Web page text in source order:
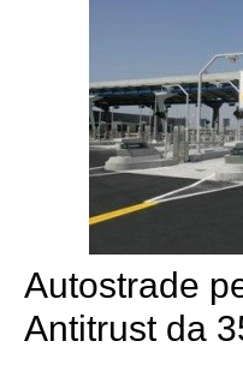
Autostrade
Antitrust da